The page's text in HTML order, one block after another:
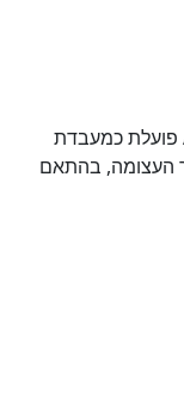
Atzuma.net (Petitions.com Group Oy) פועלת כמעבדת
העצומה, בהתאם